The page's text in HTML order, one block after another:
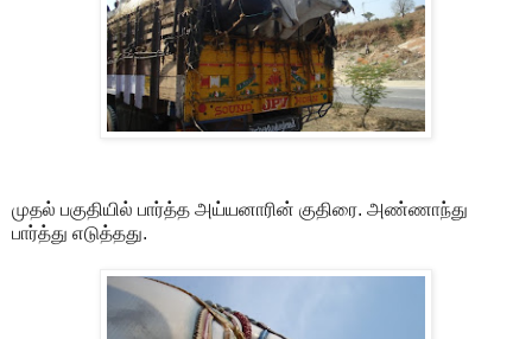
முதல் பகுதியில் பார்த்த அய்யனாரின் குதிரை. அண்ணாந்து
பார்த்து எடுத்தது.